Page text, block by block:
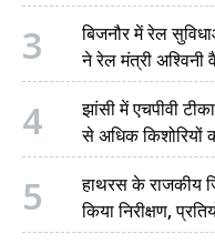
3
बिजनौर में रेल
ने रेल मंत्री
4
झांसी में एचपीवी
से अधिक किशोरियों
5
हाथरस के राजकीय
किया निरीक्षण,